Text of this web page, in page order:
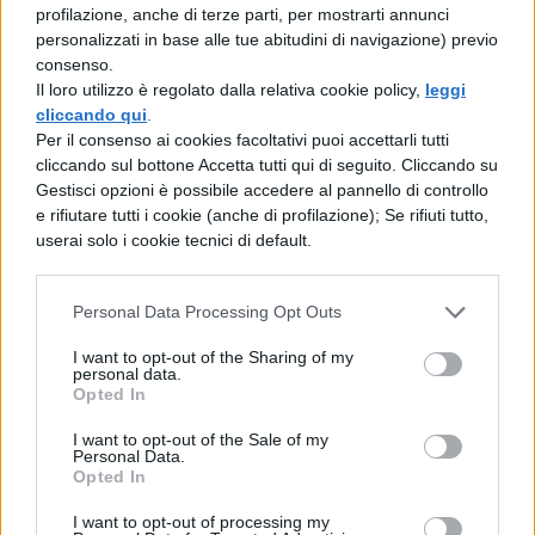
profilazione, anche di terze parti, per mostrarti annunci
personalizzati in base alle tue abitudini di navigazione) previo
consenso.
Il loro utilizzo è regolato dalla relativa cookie policy, leggi
cliccando qui
Per il consenso ai cookies facoltativi puoi accettarli tutti
cliccando sul bottone Accetta tutti qui di seguito. Cliccando su
Gestisci opzioni è possibile accedere al pannello di controllo
e rifiutare tutti i cookie (anche di profilazione); Se rifiuti tutto,
userai solo i cookie tecnici di default.
Personal Data Processing Opt Outs
I want to opt-out of the Sharing of my
personal data.
Opted In
I want to opt-out of the Sale of my
Personal Data.
Opted In
I want to opt-out of processing my
per l’istituto tecnico per geometri:
Topografia;
per l’istituto tecnico per il turismo: Lingua
straniera;
per l’istituto professionale per i servizi
alberghieri e della ristorazione: Alimenti e
alimentazione;
per l’stituto professionale per i servizi
sociali: Psicologia generale e applicata;
per l’istituto professionale per tecnico delle
produzione e laboratorio.
Per il settore artistico (licei e istituti d’arte)